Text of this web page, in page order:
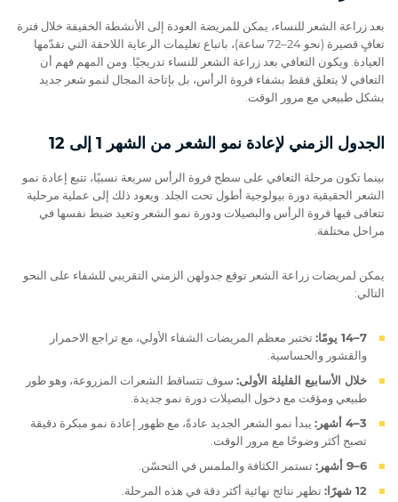
بعد زراعة الشعر للنساء، يمكن للمريضة العودة إلى الأنشطة الخفيفة خلال فترة
تعافٍ قصيرة (نحو 24–72 ساعة)، باتباع تعليمات الرعاية اللاحقة التي تقدّمها
العيادة. ويكون التعافي بعد زراعة الشعر للنساء تدريجيًا. ومن المهم فهم أن
التعافي لا يتعلق فقط بشفاء فروة الرأس، بل بإتاحة المجال لنمو شعر جديد
بشكل طبيعي مع مرور الوقت.
الجدول الزمني لإعادة نمو الشعر من الشهر 1 إلى 12
بينما تكون مرحلة التعافي على سطح فروة الرأس سريعة نسبيًا، تتبع إعادة نمو
الشعر الحقيقية دورة بيولوجية أطول تحت الجلد. ويعود ذلك إلى عملية مرحلية
تتعافى فيها فروة الرأس والبصيلات ودورة نمو الشعر وتعيد ضبط نفسها في
مراحل مختلفة.
يمكن لمريضات زراعة الشعر توقع جدولهن الزمني التقريبي للشفاء على النحو
التالي:
7–14 يومًا:
تختبر معظم المريضات الشفاء الأولي، مع تراجع الاحمرار
والقشور والحساسية.
خلال الأسابيع القليلة الأولى: سوف تتساقط الشعرات المزروعة، وهو طور
طبيعي ومؤقت مع دخول البصيلات دورة نمو جديدة.
3–4 أشهر:
يبدأ نمو الشعر الجديد عادةً، مع ظهور إعادة نمو مبكرة دقيقة
تصبح أكثر وضوحًا مع مرور الوقت.
6–9 أشهر:
تستمر الكثافة والملمس في التحسّن.
12 شهرًا:
تظهر نتائج نهائية أكثر دقة في هذه المرحلة.